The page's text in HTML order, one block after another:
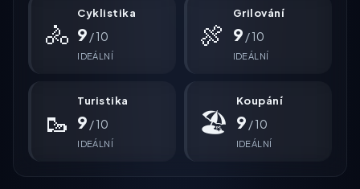
🚴
Cyklistika
9 / 10
IDEÁLNÍ
🍖
Grilování
9 / 10
IDEÁLNÍ
🥾
Turistika
9 / 10
IDEÁLNÍ
🏖
Koupání
9 / 10
IDEÁLNÍ